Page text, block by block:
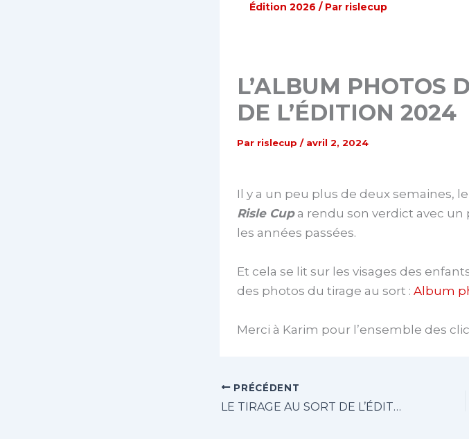
Édition 2026 / Par rislecup
L’ALBUM PHOTOS
DE L’ÉDITION 2024
Par rislecup / avril 2, 2024
Il y a un peu plus de deux semaines,
Risle Cupa rendu son verdict avec
les années passées.
Et cela se lit sur les visages des
des photos du tirage au sort : Album
Merci à Karim pour l’ensemble des
PRÉCÉDENT
LE TIRAGE AU SORT DE L’ÉDITION 2024 A RENDU SON VERDICT